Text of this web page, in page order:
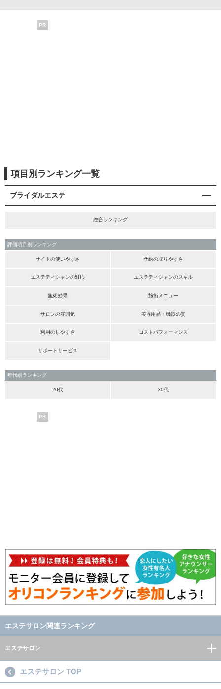
PR
項目別ランキング一覧
ブライダルエステ
総合ランキング
評価項目別ランキング
サイトの使いやすさ 予約の取りやすさ
エステティシャンの対応 エステティシャンのスキル
施術効果 施術メニュー
サロンの雰囲気 美容用品・機器の質
利用のしやすさ コストパフォーマンス
サポートサービス
年代別ランキング
20代 30代
PR
エステサロン関連ランキング
エステサロン
エステサロン TOP